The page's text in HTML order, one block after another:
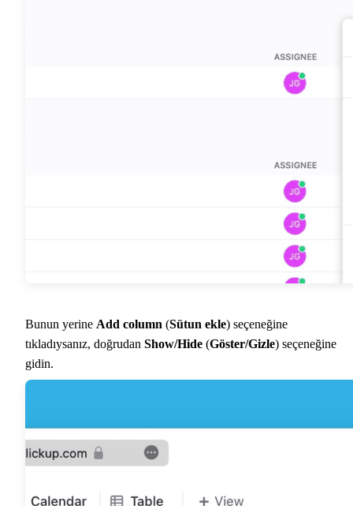
Bunun yerine Add column (Sütun ekle) seçeneğine
tıkladıysanız, doğrudan Show/Hide (Göster/Gizle) seçeneğine
gidin.